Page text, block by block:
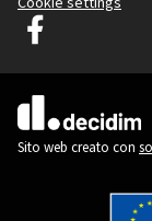
Decidim Lubiana su
(Collegamento
Sito web creato con